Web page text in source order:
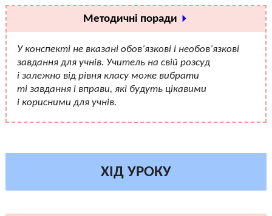
Методичні поради
У конспекті не вказані обов’язкові і необов’язкові
завдання для учнів. Учитель на свій розсуд
і залежно від рівня класу може вибрати
ті завдання і вправи, які будуть цікавими
і корисними для учнів.
ХІД УРОКУ